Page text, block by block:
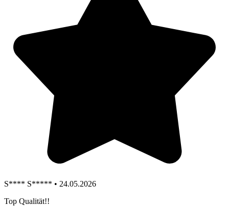
S**** S***** • 24.05.2026
Top Qualität!!